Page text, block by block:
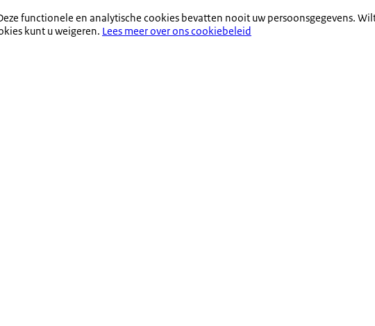
functionele en analytische cookies bevatten nooit uw persoonsgegevens.
kunt u weigeren. Lees meer over ons cookiebeleid